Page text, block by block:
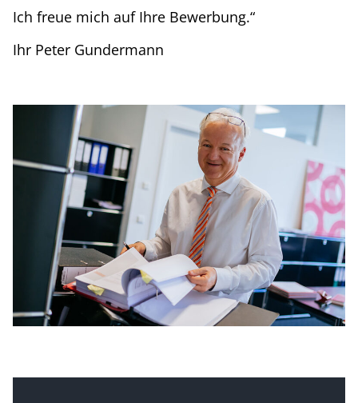
Ich freue mich auf Ihre Bewerbung.“
Ihr Peter Gundermann